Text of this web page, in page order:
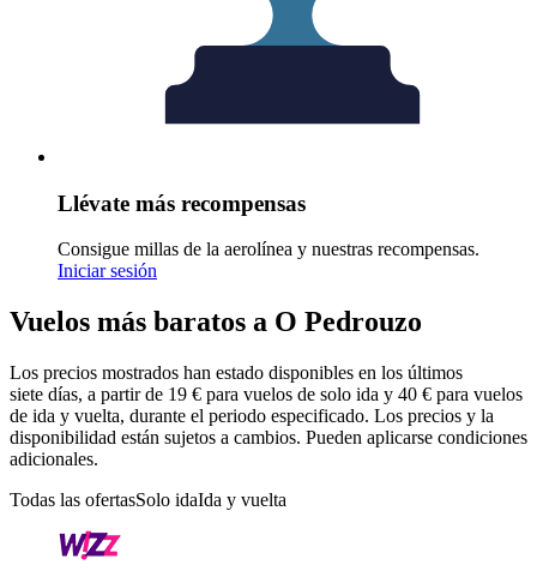
Llévate más recompensas
Consigue millas de la aerolínea y nuestras recompensas.
Iniciar sesión
Vuelos más baratos a O Pedrouzo
Los precios mostrados han estado disponibles en los últimos
siete días, a partir de 19 € para vuelos de solo ida y 40 € para vuelos
de ida y vuelta, durante el periodo especificado. Los precios y la
disponibilidad están sujetos a cambios. Pueden aplicarse condiciones
adicionales.
Todas las ofertasSolo idaIda y vuelta